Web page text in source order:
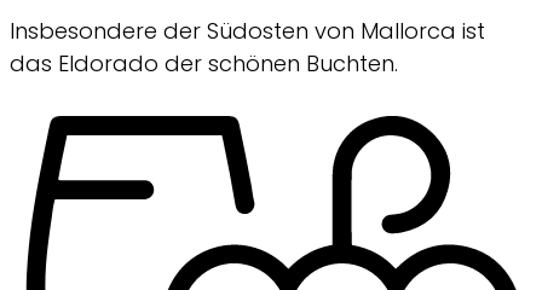
Insbesondere der Südosten von Mallorca ist
das Eldorado der schönen Buchten.